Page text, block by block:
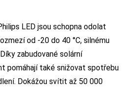
LED jsou schopna odolat
od -20 do 40 °C, silnému
zabudované solární
pomáhají také snižovat spotřebu
Dokážou svítit až 50 000